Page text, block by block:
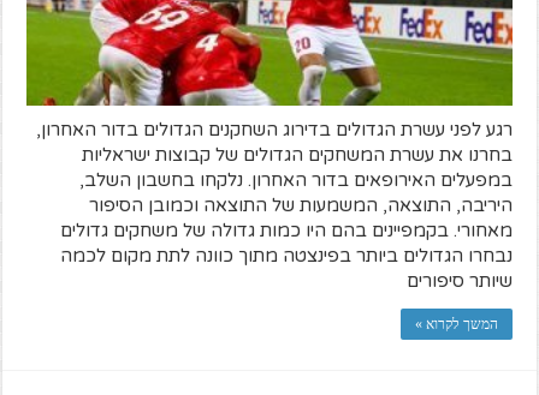
רגע לפני עשרת הגדולים בדירוג השחקנים הגדולים בדור האחרון,
בחרנו את עשרת המשחקים הגדולים של קבוצות ישראליות
במפעלים האירופאים בדור האחרון. נלקחו בחשבון השלב,
היריבה, התוצאה, המשמעות של התוצאה וכמובן הסיפור
מאחורי. בקמפיינים בהם היו כמות גדולה של משחקים גדולים
נבחרו הגדולים ביותר בפינצטה מתוך כוונה לתת מקום לכמה
שיותר סיפורים
המשך לקרוא »